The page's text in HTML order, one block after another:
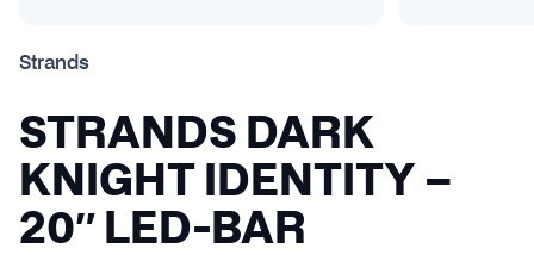
Strands
STRANDS DARK
KNIGHT IDENTITY –
20″ LED-BAR